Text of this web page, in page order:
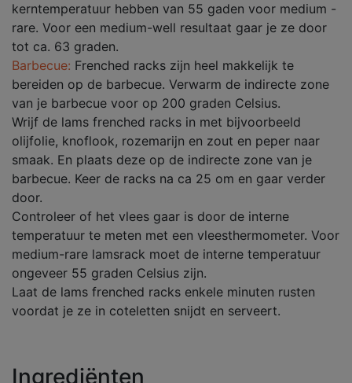
kerntemperatuur hebben van 55 gaden voor medium -
rare. Voor een medium-well resultaat gaar je ze door
tot ca. 63 graden.
Barbecue: Frenched racks zijn heel makkelijk te
bereiden op de barbecue. Verwarm de indirecte zone
van je barbecue voor op 200 graden Celsius.
Wrijf de lams frenched racks in met bijvoorbeeld
olijfolie, knoflook, rozemarijn en zout en peper naar
smaak. En plaats deze op de indirecte zone van je
barbecue. Keer de racks na ca 25 om en gaar verder
door.
Controleer of het vlees gaar is door de interne
temperatuur te meten met een vleesthermometer. Voor
medium-rare lamsrack moet de interne temperatuur
ongeveer 55 graden Celsius zijn.
Laat de lams frenched racks enkele minuten rusten
voordat je ze in coteletten snijdt en serveert.
Ingrediënten